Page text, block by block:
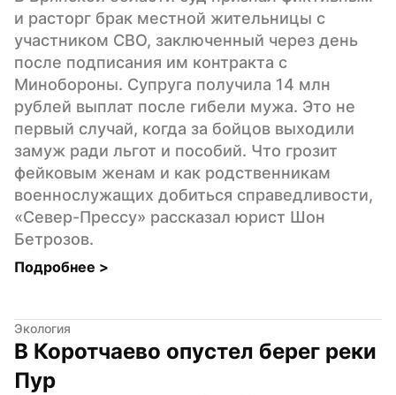
и расторг брак местной жительницы с
участником СВО, заключенный через день
после подписания им контракта с
Минобороны. Супруга получила 14 млн
рублей выплат после гибели мужа. Это не
первый случай, когда за бойцов выходили
замуж ради льгот и пособий. Что грозит
фейковым женам и как родственникам
военнослужащих добиться справедливости,
«Север-Прессу» рассказал юрист Шон
Бетрозов.
Подробнее >
Экология
В Коротчаево опустел берег реки
Пур